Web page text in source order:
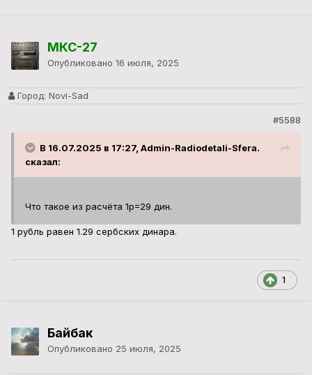
МКС-27
Опубликовано 16 июля, 2025
Город: Novi-Sad
#5588
В 16.07.2025 в 17:27, Admin-Radiodetali-Sfera.
сказал:
Что такое из расчёта 1р=29 дин.
1 рубль равен 1.29 сербских динара.
1
Байбак
Опубликовано 25 июля, 2025